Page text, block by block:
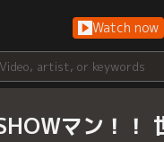
Watch now
マン！！